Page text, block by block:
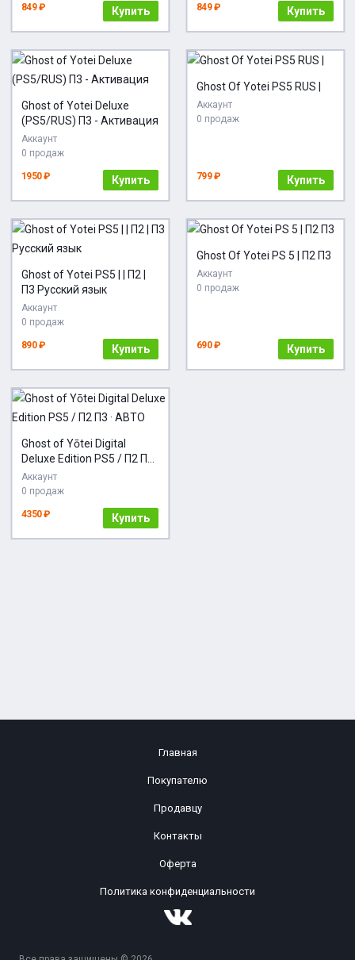
849 ₽ Купить 849 ₽ Купить
Ghost of Yotei Deluxe
(PS5/RUS) П3 - Активация
Аккаунт
0 продаж
1950 ₽ Купить
Ghost Of Yotei PS5 RUS |
Аккаунт
0 продаж
799 ₽ Купить
Ghost of Yotei PS5 | | П2 |
П3 Русский язык
Аккаунт
0 продаж
890 ₽ Купить
Ghost Of Yotei PS 5 | П2 П3
Аккаунт
0 продаж
690 ₽ Купить
Ghost of Yōtei Digital
Deluxe Edition PS5 / П2 П3 ·
АВТО
Аккаунт
0 продаж
4350 ₽ Купить
Главная
Покупателю
Продавцу
Контакты
Оферта
Политика конфиденциальности